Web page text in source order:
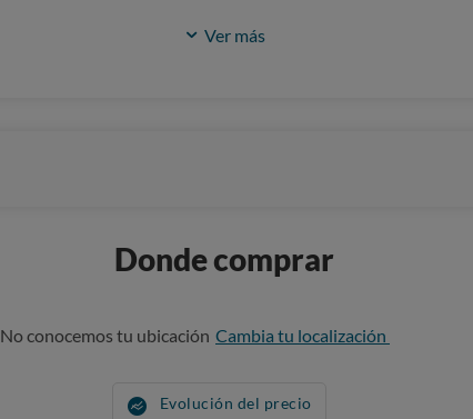
Ver más
Donde comprar
No conocemos tu ubicación Cambia tu localización
Evolución del precio